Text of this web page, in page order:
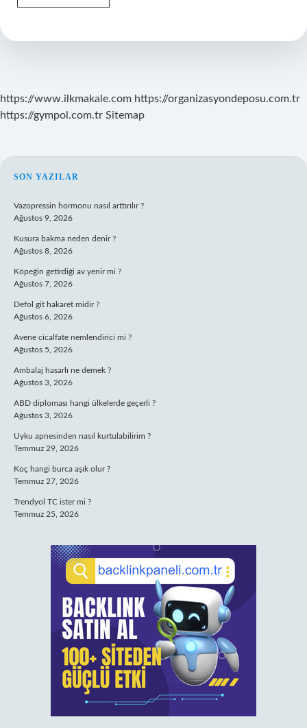
Olmak
Yapmalı
https://www.ilkmakale.com https://organizasyondeposu.com.tr
https://gympol.com.tr Sitemap
SIDEBAR
SON YAZILAR
Vazopressin hormonu nasıl arttırılır ?
Ağustos 9, 2026
Kusura bakma neden denir ?
Ağustos 8, 2026
Köpeğin getirdiği av yenir mi ?
Ağustos 7, 2026
Defol git hakaret midir ?
Ağustos 6, 2026
Avene cicalfate nemlendirici mi ?
Ağustos 5, 2026
Ambalaj hasarlı ne demek ?
Ağustos 3, 2026
ABD diploması hangi ülkelerde geçerli ?
Ağustos 3, 2026
Uyku apnesinden nasıl kurtulabilirim ?
Temmuz 29, 2026
Koç hangi burca aşık olur ?
Temmuz 27, 2026
Trendyol TC ister mi ?
Temmuz 25, 2026